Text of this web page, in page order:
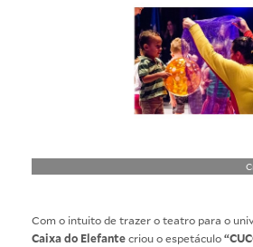
Com o intuito de trazer o teatro para o
Caixa do Elefantecriou o espetáculo